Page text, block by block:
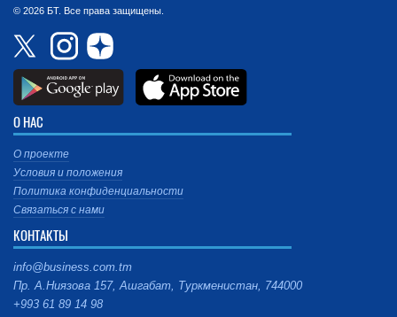
© 2026 БТ. Все права защищены.
О НАС
О проекте
Условия и положения
Политика конфиденциальности
Связаться с нами
КОНТАКТЫ
info@business.com.tm
Пр. А.Ниязова 157, Ашгабат, Туркменистан, 744000
+993 61 89 14 98